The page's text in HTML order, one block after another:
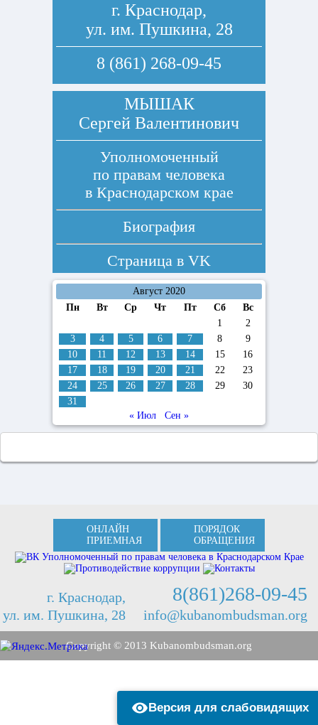
г. Краснодар,
ул. им. Пушкина, 28
8 (861) 268-09-45
МЫШАК
Сергей Валентинович
Уполномоченный
по правам человека
в Краснодарском крае
Биография
Страница в VK
Август 2020
Пн
Вт Ср Чт Пт Сб
Вс
1
2
3
4 5 6 7 8
9
10
11 12 13 14 15
16
17
18 19 20 21 22
23
24
25 26 27 28 29
30
31
« Июл
Сен »
ОНЛАЙН
ПРИЕМНАЯ
ПОРЯДОК
ОБРАЩЕНИЯ
г. Краснодар,
ул. им. Пушкина, 28
8(861)268-09-45
info@kubanombudsman.org
Copyright © 2013 Kubanombudsman.org
Версия для слабовидящих